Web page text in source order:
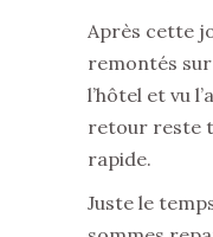
Après cette
remontés
l’hôtel et vu
retour reste
rapide.
Juste le